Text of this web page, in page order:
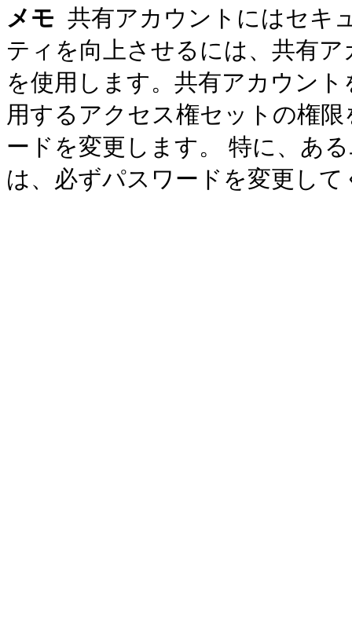
メモ 共有アカウントにはセキ
ティを向上させるには、共有ア
を使用します。共有アカウン
用するアクセス権セットの権
ードを変更します。 特に、あ
は、必ずパスワードを変更して